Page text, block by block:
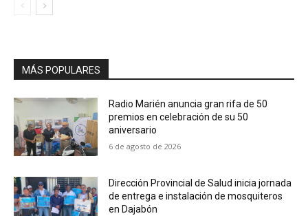
MÁS POPULARES
Radio Marién anuncia gran rifa de 50
premios en celebración de su 50
aniversario
6 de agosto de 2026
Dirección Provincial de Salud inicia jornada
de entrega e instalación de mosquiteros
en Dajabón